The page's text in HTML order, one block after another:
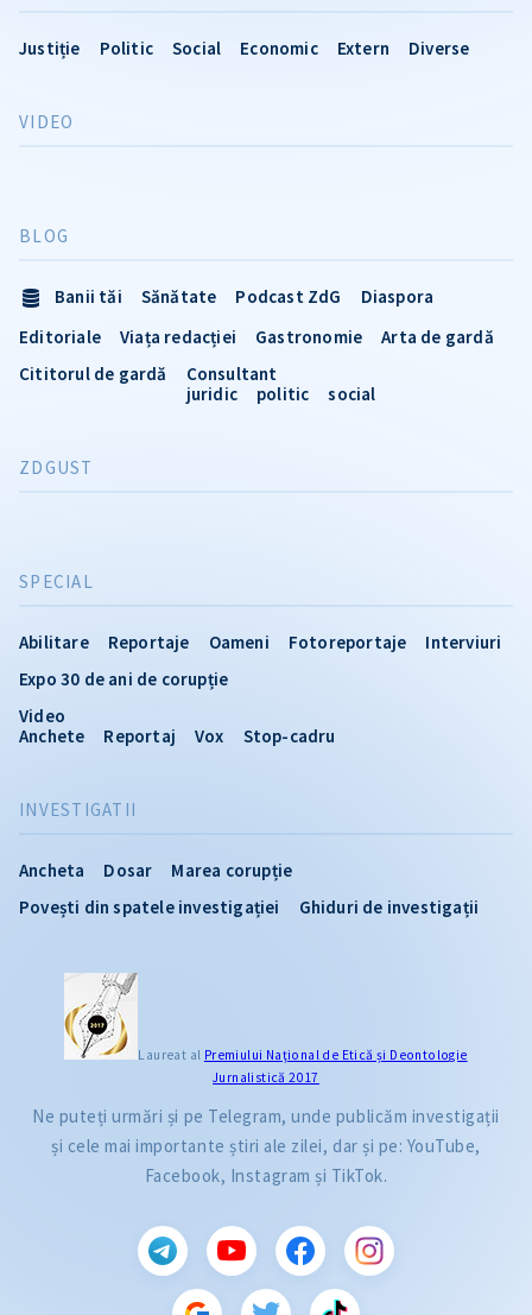
Justiție Politic Social Economic Extern Diverse
INVESTIGATII
Ancheta Dosar
Marea corupție
Povești din spatele investigației
Ghiduri de investigații
VIDEO
SPECIAL
Abilitare Reportaje Oameni Fotoreportaje
Interviuri
Expo 30 de ani de corupție
Video
Anchete
Reportaj Vox Stop-cadru
BLOG
Banii tăi Sănătate Podcast ZdG
Diaspora
Editoriale
Viața redacției Gastronomie
Arta de gardă
Cititorul de gardă
Consultant
juridic
politic social
ZDGUST
Laureat al Premiului Naţional de Etică și Deontologie
Jurnalistică 2017
Ne puteți urmări și pe Telegram, unde publicăm investigații
și cele mai importante știri ale zilei, dar și pe: YouTube,
Facebook, Instagram și TikTok.